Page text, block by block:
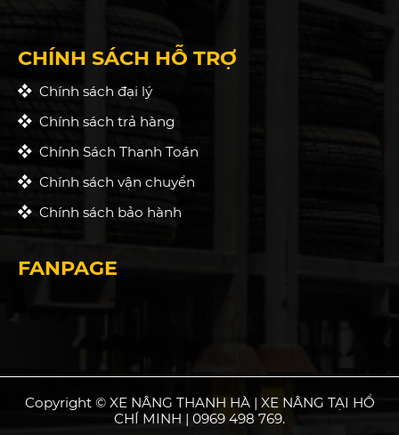
CHÍNH SÁCH HỖ TRỢ
Chính sách đại lý
Chính sách trả hàng
Chính Sách Thanh Toán
Chính sách vận chuyển
Chính sách bảo hành
FANPAGE
Copyright © XE NÂNG THANH HÀ | XE NÂNG TẠI HỒ
CHÍ MINH | 0969 498 769.